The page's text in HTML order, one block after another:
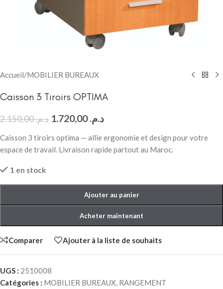
Accueil/MOBILIER BUREAUX
Caisson 3 Tiroirs OPTIMA
د.م.2.150,00 د.م.1.720,00
Caisson 3 tiroirs optima — allie ergonomie et design pour votre
espace de travail. Livraison rapide partout au Maroc.
1 en stock
Ajouter au panier
Acheter maintenant
Comparer Ajouter à la liste de souhaits
UGS : 2510008
Catégories : MOBILIER BUREAUX, RANGEMENT